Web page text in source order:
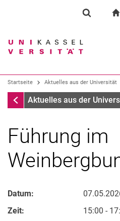
Suchen
Kontakt für
Startseite Aktuelles aus der Universität
Startseite
Aktuelles aus der
Führung im
Datum:
Zeit:
15:00 -